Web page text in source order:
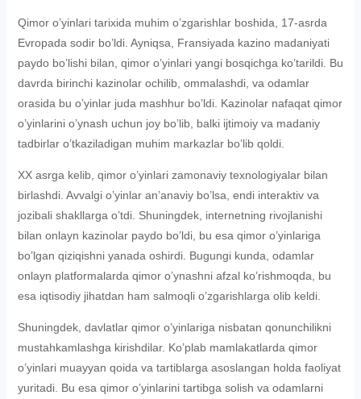
Qimor o’yinlari tarixida muhim o’zgarishlar boshida, 17-asrda
Evropada sodir bo’ldi. Ayniqsa, Fransiyada kazino madaniyati
paydo bo’lishi bilan, qimor o’yinlari yangi bosqichga ko’tarildi. Bu
davrda birinchi kazinolar ochilib, ommalashdi, va odamlar
orasida bu o’yinlar juda mashhur bo’ldi. Kazinolar nafaqat qimor
o’yinlarini o’ynash uchun joy bo’lib, balki ijtimoiy va madaniy
tadbirlar o’tkaziladigan muhim markazlar bo’lib qoldi.
XX asrga kelib, qimor o’yinlari zamonaviy texnologiyalar bilan
birlashdi. Avvalgi o’yinlar an’anaviy bo’lsa, endi interaktiv va
jozibali shakllarga o’tdi. Shuningdek, internetning rivojlanishi
bilan onlayn kazinolar paydo bo’ldi, bu esa qimor o’yinlariga
bo’lgan qiziqishni yanada oshirdi. Bugungi kunda, odamlar
onlayn platformalarda qimor o’ynashni afzal ko’rishmoqda, bu
esa iqtisodiy jihatdan ham salmoqli o’zgarishlarga olib keldi.
Shuningdek, davlatlar qimor o’yinlariga nisbatan qonunchilikni
mustahkamlashga kirishdilar. Ko’plab mamlakatlarda qimor
o’yinlari muayyan qoida va tartiblarga asoslangan holda faoliyat
yuritadi. Bu esa qimor o’yinlarini tartibga solish va odamlarni